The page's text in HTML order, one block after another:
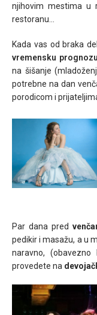
njihovim mestima u
restoranu…
Kada vas od braka
vremensku
na šišanje
potrebne na dan
porodicom i
Par dana pred
pedikir i masažu, a u
naravno,
provedete na